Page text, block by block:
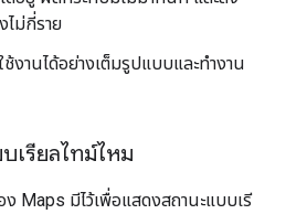
ไม่กี่ราย
ช้งานได้อย่างเต็มรูปแบบและทำงาน
เรียลไทม์ไหม
Maps มีไว้เพื่อแสดงสถานะแบบเรี